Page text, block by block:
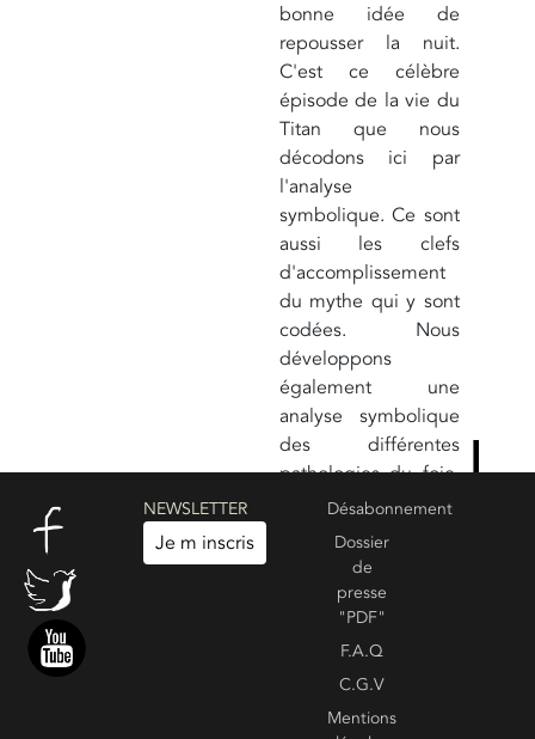
bonne idée de
repousser la nuit.
C'est ce célèbre
épisode de la vie du
Titan que nous
décodons ici par
l'analyse
symbolique. Ce sont
aussi les clefs
d'accomplissement
du mythe qui y sont
codées. Nous
développons
également une
analyse symbolique
des différentes
pathologies du foie,
si fréquentes chez
les prométhéens.
Pour aller plus loin
Prométhée, la
sublime irrévérence
Voir les commentaires :
NEWSLETTER
Je m inscris
Désabonnement
Dossier
de
presse
"PDF"
F.A.Q
C.G.V
Mentions